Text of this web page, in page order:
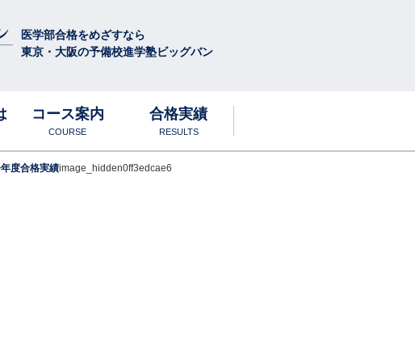
医学部合格をめざすなら
東京・大阪の予備校進学塾ビッグバン
コース案内
COURSE
合格実績
RESULTS
度合格実績image_hidden0ff3edcae6